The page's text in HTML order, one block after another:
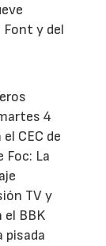
Font y del
4
CEC de
Foc: La
TV y
el BBK
pisada